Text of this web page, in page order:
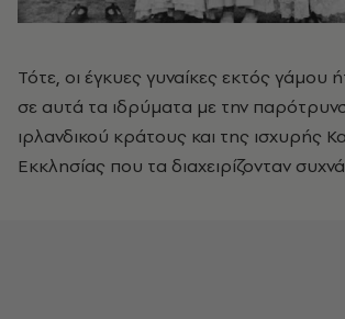
Τότε, οι έγκυες γυναίκες εκτός γάμου
σε αυτά τα ιδρύματα με την
ιρλανδικού κράτους και της ισχυρής
Εκκλησίας που τα διαχειρίζονταν συχνά